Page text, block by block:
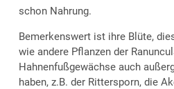
schon Nahrung.
Bemerkenswert ist ihre Blüte,
wie andere Pflanzen der
Hahnenfußgewächse auch
haben, z.B. der Rittersporn, die